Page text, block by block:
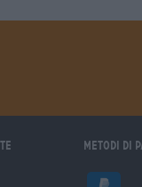
Metodi di